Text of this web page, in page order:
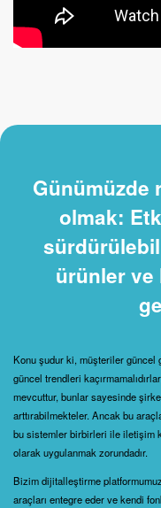
Günümüzde
olmak:
ürünler ve
Konu şudur ki, müşteriler güncel
güncel trendleri
mevcuttur, bunlar sayesinde
arttırabilmekteler. Ancak bu
bu sistemler birbirleri ile iletişim
olarak uygulanmak zorundadır.
Bizim dijitalleştirme
araçları entegre eder ve kendi